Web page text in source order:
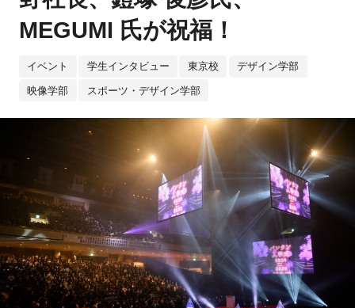
MEGUMI 氏が祝福！
イベント 学生インタビュー 東京校 デザイン学部
映像学部 スポーツ・デザイン学部